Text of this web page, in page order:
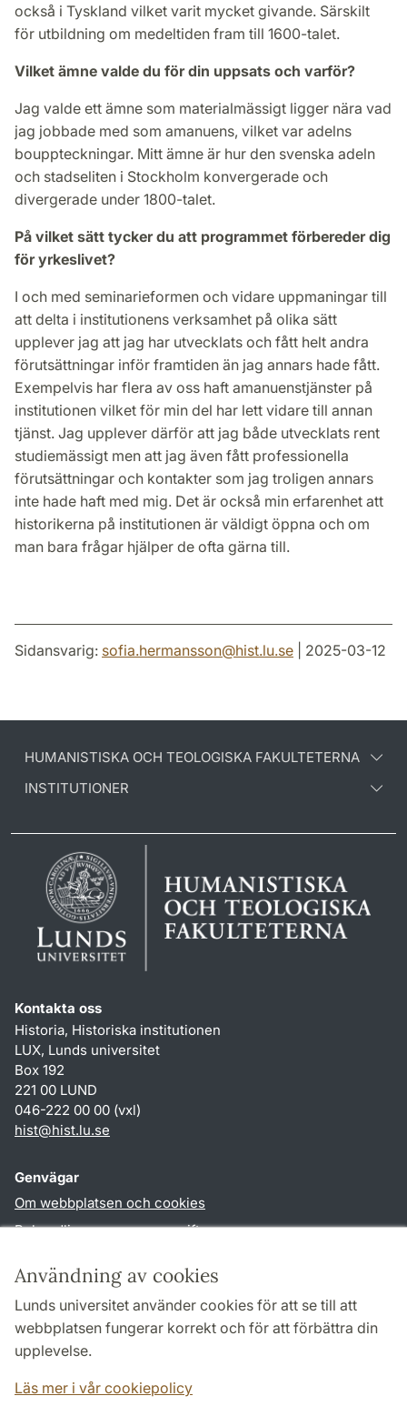
Användning av cookies
Lunds universitet använder cookies för att se till att
webbplatsen fungerar korrekt och för att förbättra din
upplevelse.
Läs mer i vår cookiepolicy
också i Tyskland vilket varit mycket givande. Särskilt
för utbildning om medeltiden fram till 1600-talet.
Vilket ämne valde du för din uppsats och varför?
Jag valde ett ämne som materialmässigt ligger nära vad
jag jobbade med som amanuens, vilket var adelns
bouppteckningar. Mitt ämne är hur den svenska adeln
och stadseliten i Stockholm konvergerade och
divergerade under 1800-talet.
På vilket sätt tycker du att programmet förbereder dig
för yrkeslivet?
I och med seminarieformen och vidare uppmaningar till
att delta i institutionens verksamhet på olika sätt
upplever jag att jag har utvecklats och fått helt andra
förutsättningar inför framtiden än jag annars hade fått.
Exempelvis har flera av oss haft amanuenstjänster på
institutionen vilket för min del har lett vidare till annan
tjänst. Jag upplever därför att jag både utvecklats rent
studiemässigt men att jag även fått professionella
förutsättningar och kontakter som jag troligen annars
inte hade haft med mig. Det är också min erfarenhet att
historikerna på institutionen är väldigt öppna och om
man bara frågar hjälper de ofta gärna till.
Sidansvarig: sofia.hermansson@hist.lu.se | 2025-03-12
HUMANISTISKA OCH TEOLOGISKA FAKULTETERNA
INSTITUTIONER
Kontakta oss
Historia, Historiska institutionen
LUX, Lunds universitet
Box 192
221 00 LUND
046-222 00 00 (vxl)
hist@hist.lu.se
Genvägar
Om webbplatsen och cookies
Behandling av personuppgifter
TYPO3-login
Följ oss i sociala medier